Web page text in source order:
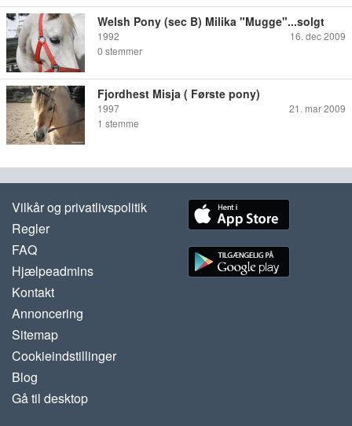
Welsh Pony (sec B) Milika "Mugge"...solgt
1992
16. dec 2009
0 stemmer
Fjordhest Misja ( Første pony)
1997
21. mar 2009
1 stemme
Vilkår og privatlivspolitik
Regler
FAQ
Hjælpeadmins
Kontakt
Annoncering
Sitemap
Cookieindstillinger
Blog
Gå til desktop